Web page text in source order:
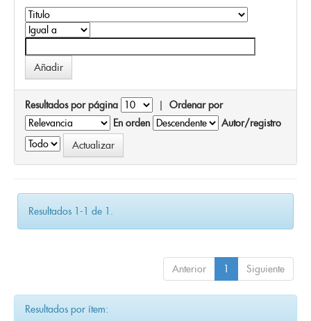
Resultados por página | Ordenar por
En orden
Autor/registro
Resultados 1-1 de 1.
Anterior 1 Siguiente
Resultados por ítem: